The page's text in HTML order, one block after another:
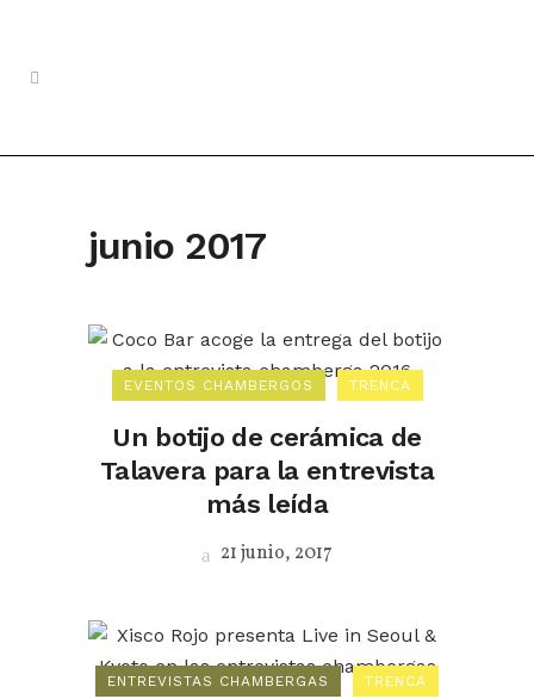
junio 2017
EVENTOS CHAMBERGOS TRENCA
Un botijo de cerámica de
Talavera para la entrevista
más leída
21 junio, 2017
ENTREVISTAS CHAMBERGAS TRENCA